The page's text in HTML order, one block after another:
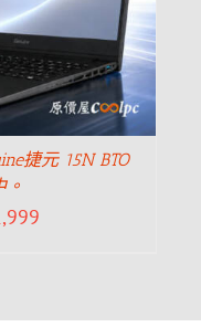
捷元 15N BTO